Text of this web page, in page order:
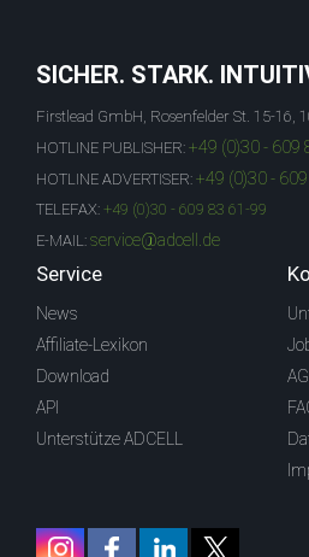
SICHER. STARK.
Firstlead GmbH, Rosenfelder St. 15-16,
HOTLINE PUBLISHER: +49 (0)30 - 609
HOTLINE ADVERTISER: +49 (0)30 -
TELEFAX: +49 (0)30 - 609 83 61-99
E-MAIL: service@adcell.de
Service
News
Affiliate-Lexikon
Download
API
Unterstütze ADCELL